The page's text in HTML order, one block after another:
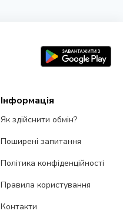
Інформація
Як здійснити обмін?
Поширені запитання
Політика конфіденційності
Правила користування
Контакти